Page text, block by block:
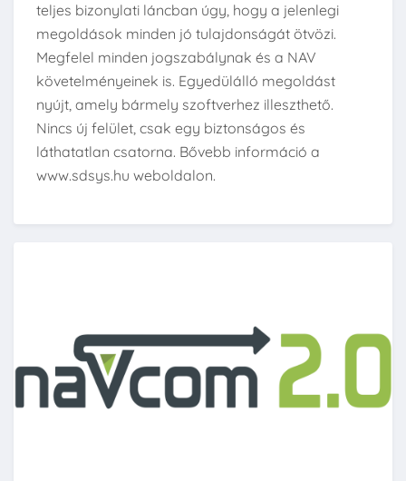
teljes bizonylati láncban úgy, hogy a jelenlegi
megoldások minden jó tulajdonságát ötvözi.
Megfelel minden jogszabálynak és a NAV
követelményeinek is. Egyedülálló megoldást
nyújt, amely bármely szoftverhez illeszthető.
Nincs új felület, csak egy biztonságos és
láthatatlan csatorna. Bővebb információ a
www.sdsys.hu weboldalon.